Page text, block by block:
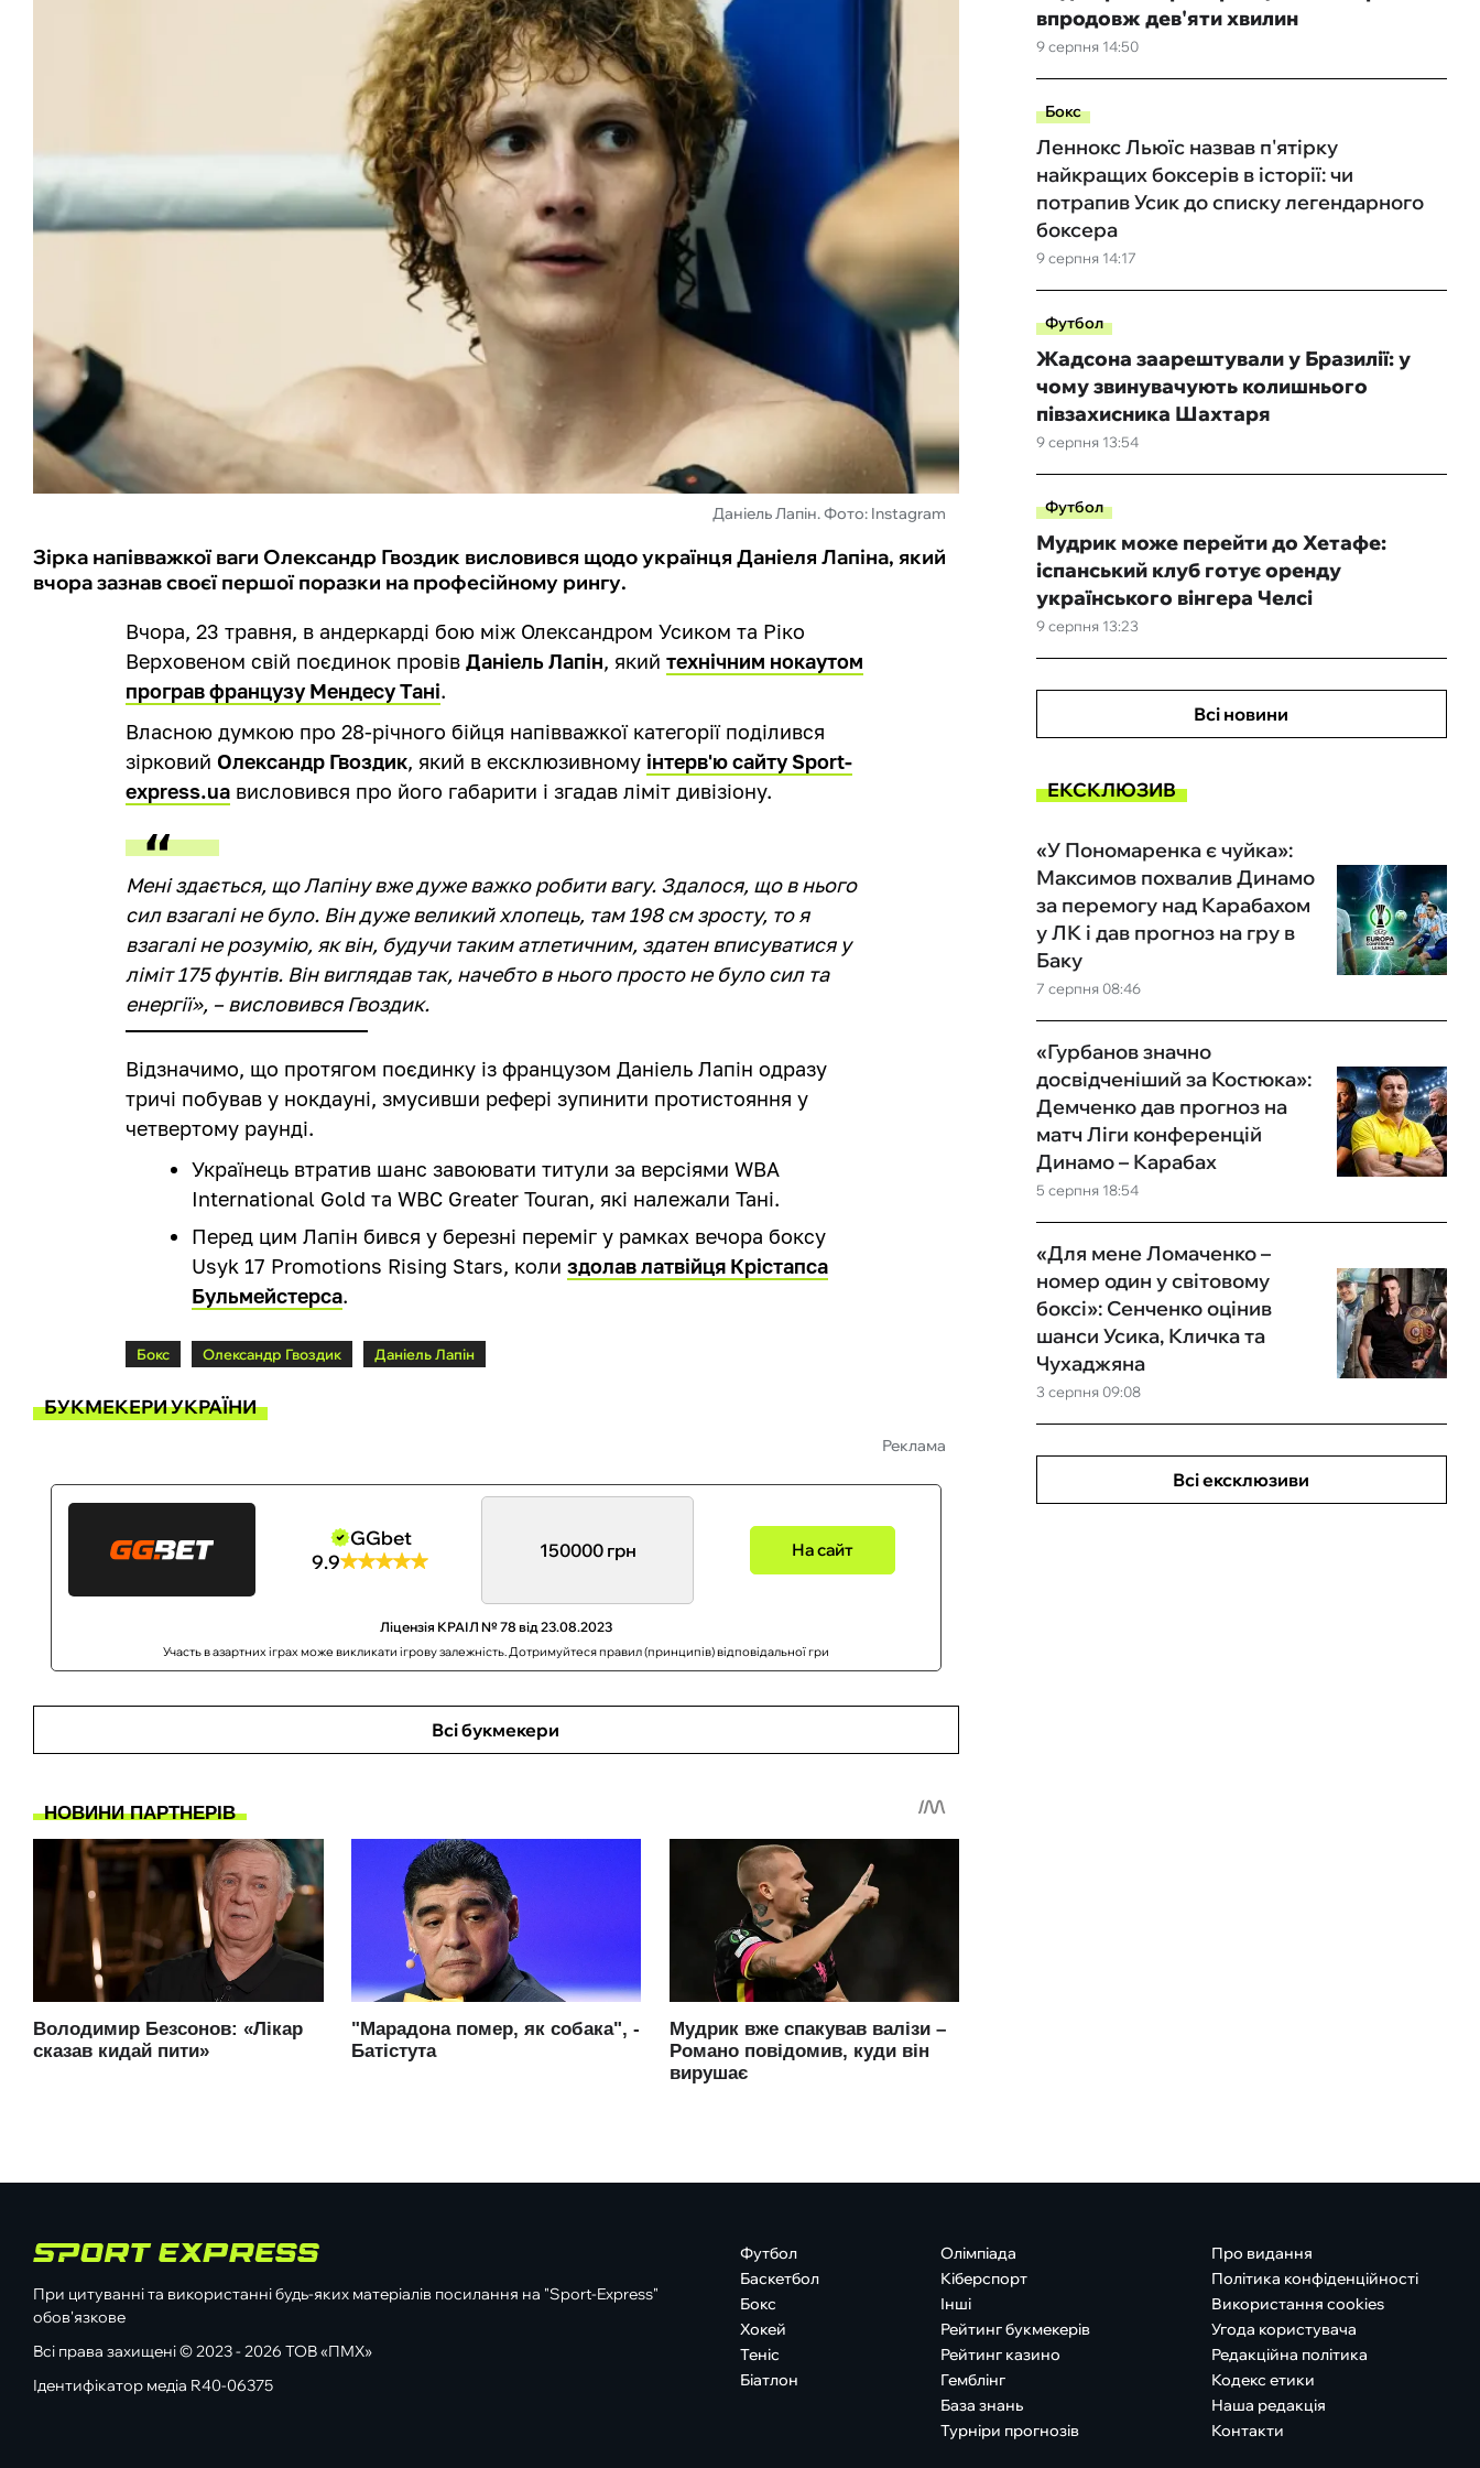
Даніель Лапін. Фото: Instagram
Зірка напівважкої ваги Олександр Гвоздик висловився щодо українця Даніеля Лапіна, який
вчора зазнав своєї першої поразки на професійному рингу.
Вчора, 23 травня, в андеркарді бою між Олександром Усиком та Ріко
Верховеном свій поєдинок провівДаніель Лапін, якийтехнічним нокаутом
програв французу Мендесу Тані.
Власною думкою про 28-річного бійця напівважкої категорії поділився
зірковий Олександр Гвоздик, який в ексклюзивному інтерв'ю сайту Sport-
express.ua висловився про його габарити і згадав ліміт дивізіону.
Мені здається, що Лапіну вже дуже важко робити вагу. Здалося, що в нього
сил взагалі не було. Він дуже великий хлопець, там 198 см зросту, то я
взагалі не розумію, як він, будучи таким атлетичним, здатен вписуватися у
ліміт 175 фунтів. Він виглядав так, начебто в нього просто не було сил та
енергії», – висловився Гвоздик.
Відзначимо, що протягом поєдинку із французом Даніель Лапін одразу
тричі побував у нокдауні, змусивши рефері зупинити протистояння у
четвертому раунді.
Українець втратив шанс завоювати титули за версіями WBA
International Gold та WBC Greater Touran, які належали Тані.
Перед цим Лапін бився у березні переміг у рамках вечора боксу
Usyk 17 Promotions Rising Stars, колиздолав латвійця Крістапса
Бульмейстерса.
Бокс Олександр Гвоздик Даніель Лапін
БУКМЕКЕРИ УКРАЇНИ
Реклама
GGbet
9.9
150000 грн На сайт
Ліцензія КРАІЛ № 78 від 23.08.2023
Участь в азартних іграх може викликати ігрову залежність. Дотримуйтеся правил (принципів) відповідальної гри
Всі букмекери
9 серпня 14:50
впродовж дев'яти хвилин
Бокс
9 серпня 14:17
Леннокс Льюїс назвав п'ятірку
найкращих боксерів в історії: чи
потрапив Усик до списку легендарного
боксера
Футбол
9 серпня 13:54
Жадсона заарештували у Бразилії: у
чому звинувачують колишнього
півзахисника Шахтаря
Футбол
9 серпня 13:23
Мудрик може перейти до Хетафе:
іспанський клуб готує оренду
українського вінгера Челсі
Всі новини
ЕКСКЛЮЗИВ
7 серпня 08:46
«У Пономаренка є чуйка»:
Максимов похвалив Динамо
за перемогу над Карабахом
у ЛК і дав прогноз на гру в
Баку
5 серпня 18:54
«Гурбанов значно
досвідченіший за Костюка»:
Демченко дав прогноз на
матч Ліги конференцій
Динамо – Карабах
3 серпня 09:08
«Для мене Ломаченко –
номер один у світовому
боксі»: Сенченко оцінив
шанси Усика, Кличка та
Чухаджяна
Всі ексклюзиви
При цитуванні та використанні будь-яких матеріалів посилання на "Sport-Express"
обов'язкове
Всі права захищені © 2023 - 2026 ТОВ «ПМХ»
Ідентифікатор медіа R40-06375
Футбол
Баскетбол
Бокс
Хокей
Теніс
Біатлон
Олімпіада
Кіберспорт
Інші
Рейтинг букмекерів
Рейтинг казино
Гемблінг
База знань
Турніри прогнозів
Про видання
Політика конфіденційності
Використання cookies
Угода користувача
Редакційна політика
Кодекс етики
Наша редакція
Контакти